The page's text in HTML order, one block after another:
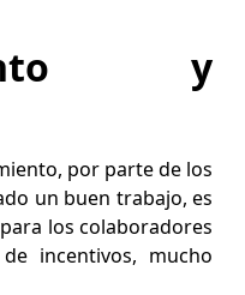
y
por parte de los
un buen trabajo, es
los colaboradores
incentivos, mucho